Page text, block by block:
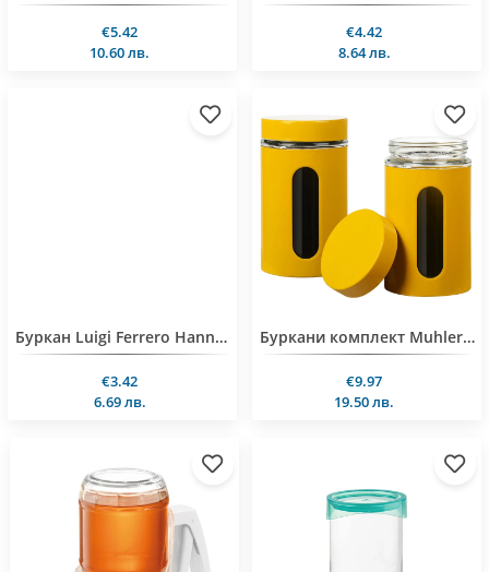
€5.42
10.60 лв.
€4.42
8.64 лв.
Буркан Luigi Ferrero Hanna FR-1408BXS 300ml, черен
€3.42
6.69 лв.
Буркани комплект Muhler Ida MR-2406YM 1.05L 2 броя
€9.97
19.50 лв.